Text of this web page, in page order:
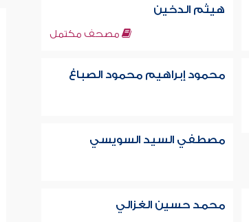
هيثم الدخين
مصحف مكتمل
محمود إبراهيم محمود الصباغ
مصطفي السيد السويسي
محمد حسين الغزالي